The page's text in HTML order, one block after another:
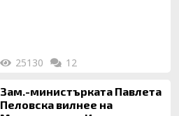
25130 12
Зам.-министърката Павлета
Пеловска вилнее на